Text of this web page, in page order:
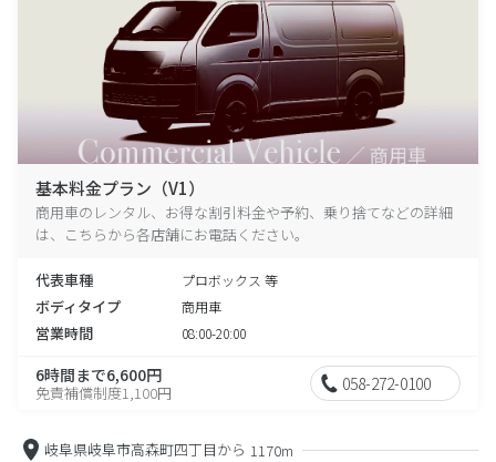
基本料金プラン（V1）
商用車のレンタル、お得な割引料金や予約、乗り捨てなどの詳細
は、こちらから各店舗にお電話ください。
代表車種 プロボックス 等
ボディタイプ 商用車
営業時間 08:00-20:00
6時間まで6,600円
免責補償制度1,100円 058-272-0100
岐阜県岐阜市高森町四丁目から 1170m